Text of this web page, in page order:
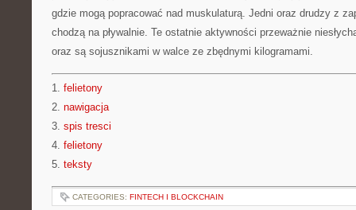
gdzie mogą popracować nad muskulaturą. Jedni oraz drudzy z
chodzą na pływalnie. Te ostatnie aktywności przeważnie
oraz są sojusznikami w walce ze zbędnymi kilogramami.
1. felietony
2. nawigacja
3. spis tresci
4. felietony
5. teksty
CATEGORIES: FINTECH I BLOCKCHAIN